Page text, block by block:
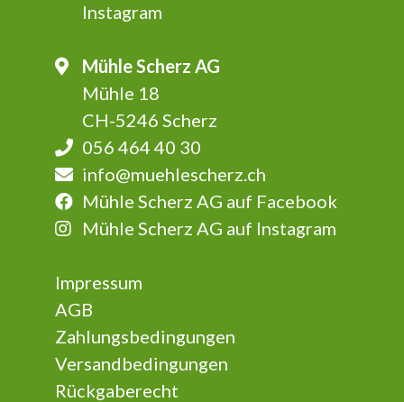
Instagram
Mühle Scherz AG
Mühle 18
CH-5246 Scherz
056 464 40 30
info@muehlescherz.ch
Mühle Scherz AG auf Facebook
Mühle Scherz AG auf Instagram
Impressum
AGB
Zahlungsbedingungen
Versandbedingungen
Rückgaberecht